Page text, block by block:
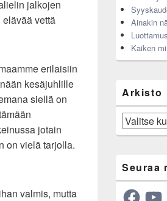
jalkojen
vettä
erilaisiin
kesäjuhlille
siellä on
jotain
on vielä tarjolla.
valmis, mutta
Ainakin
Kaiken
Arkisto
Arkisto
Seuraa
Facebook